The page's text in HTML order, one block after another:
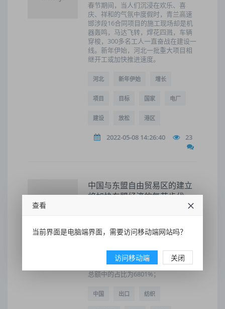
春节期间，当人们沉浸在欢乐、喜
庆、祥和的气氛中度假时，青兰高速
邯涉段16合同项目的施工现场却是机
器轰鸣，马达飞转，焊花四溅，车辆
穿梭，300多名工人一直奋战在建设一
线。新年伊始，河北一批重大项目相
继开工或加快推进速度。
河北 新年伊始 增长
项目 目标 国家 电厂
建设 放松 港区
2022-05-08 14:26:40 23
中国与东盟自由贸易区的建立
将加快东盟经济的复苏步伐
2010年1月1日，中国与东盟10国的自
中国进口的纺织产品税率整体上将显
著降低，进一步增强了中国纺织产品
纺织产品结构上，以纺织品为主，
2009年纺织品在对东盟纺织服装出口
总额中的占比为6801%；
中国 出口 纺织
查看
当前界面是电脑端界面，需要访问移动端网站吗？
访问移动端 关闭